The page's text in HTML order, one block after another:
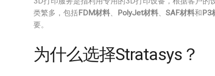
类繁多，包括FDM材料、 PolyJet材料、 SAF材料和P3
要。
为什么选择Stratasys？